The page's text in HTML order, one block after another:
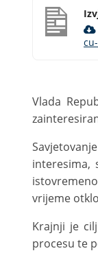
Vlada
interesima,
vrijeme
Krajnji je
procesu te